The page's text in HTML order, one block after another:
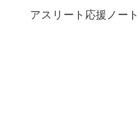
アスリート応援ノート